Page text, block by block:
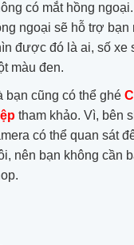
có mắt hồng
ngoại sẽ hỗ trợ bạn
được đó là ai, số xe
màu đen.
bạn cũng có thể ghé
tham khảo. Vì, bên
có thể quan sát
nên bạn không cần